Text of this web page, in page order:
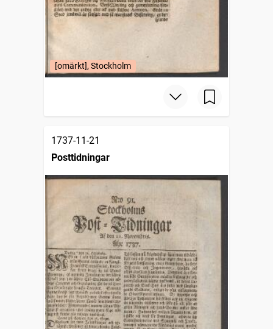
[omärkt], Stockholm
1737-11-21
Posttidningar